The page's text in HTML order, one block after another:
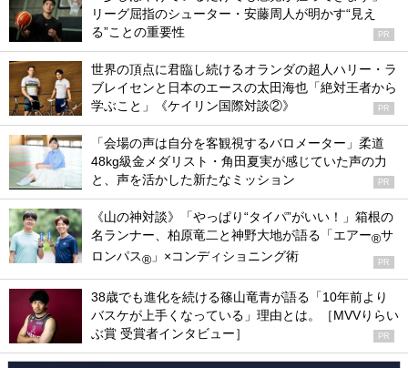
リーグ屈指のシューター・安藤周人が明かす“見え
る”ことの重要性
PR
世界の頂点に君臨し続けるオランダの超人ハリー・ラ
ブレイセンと日本のエースの太田海也「絶対王者から
学ぶこと」《ケイリン国際対談②》
PR
「会場の声は自分を客観視するバロメーター」柔道
48kg級金メダリスト・角田夏実が感じていた声の力
と、声を活かした新たなミッション
PR
《山の神対談》「やっぱり“タイパ”がいい！」箱根の
名ランナー、柏原竜二と神野大地が語る「エアー®サ
ロンパス® 」×コンディショニング術 PR
38歳でも進化を続ける篠山竜青が語る「10年前より
バスケが上手くなっている」理由とは。［MVVりらい
ぶ賞 受賞者インタビュー］
PR